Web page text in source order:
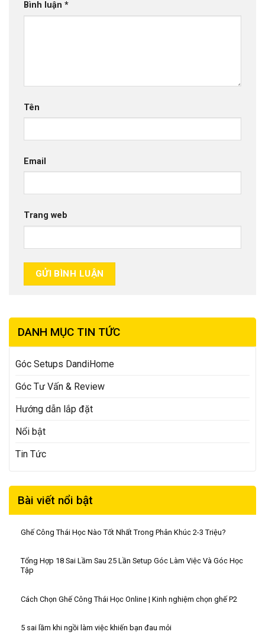
Bình luận *
Tên
Email
Trang web
DANH MỤC TIN TỨC
Góc Setups DandiHome
Góc Tư Vấn & Review
Hướng dẫn lắp đặt
Nổi bật
Tin Tức
Bài viết nổi bật
Ghế Công Thái Học Nào Tốt Nhất Trong Phân Khúc 2-3 Triệu?
Tổng Hợp 18 Sai Lầm Sau 25 Lần Setup Góc Làm Việc Và Góc Học
Tập
Cách Chọn Ghế Công Thái Học Online | Kinh nghiệm chọn ghế P2
5 sai lầm khi ngồi làm việc khiến bạn đau mỏi